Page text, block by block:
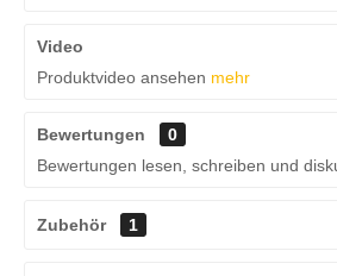
Video
Produktvideo ansehen mehr
Bewertungen
0
Bewertungen lesen, schreiben und
Zubehör 1